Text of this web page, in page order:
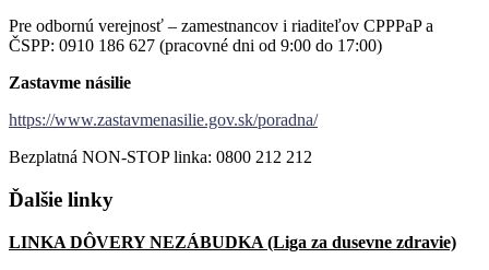
Pre odbornú verejnosť – zamestnancov i riaditeľov CPPPaP a
ČSPP: 0910 186 627 (pracovné dni od 9:00 do 17:00)
Zastavme násilie
https://www.zastavmenasilie.gov.sk/poradna/
Bezplatná NON-STOP linka: 0800 212 212
Ďalšie linky
LINKA DÔVERY NEZÁBUDKA (Liga za dusevne zdravie)